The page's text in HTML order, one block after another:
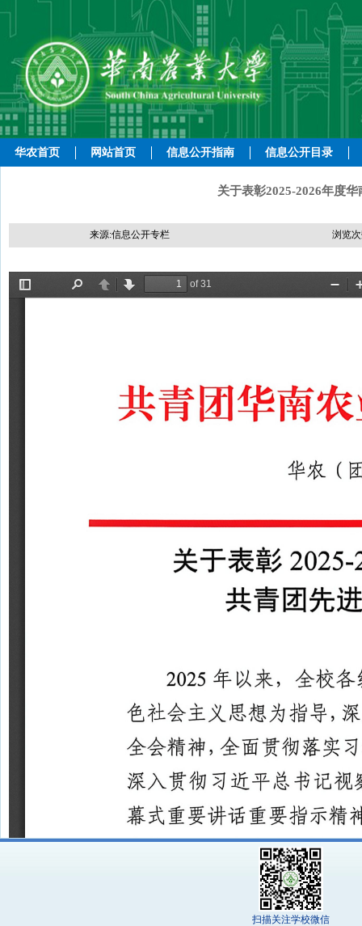
华农首页 网站首页 信息公开指南 信息公开目录
关于表彰2025-2026年度
来源:信息公开专栏 浏览
扫描关注学校微信